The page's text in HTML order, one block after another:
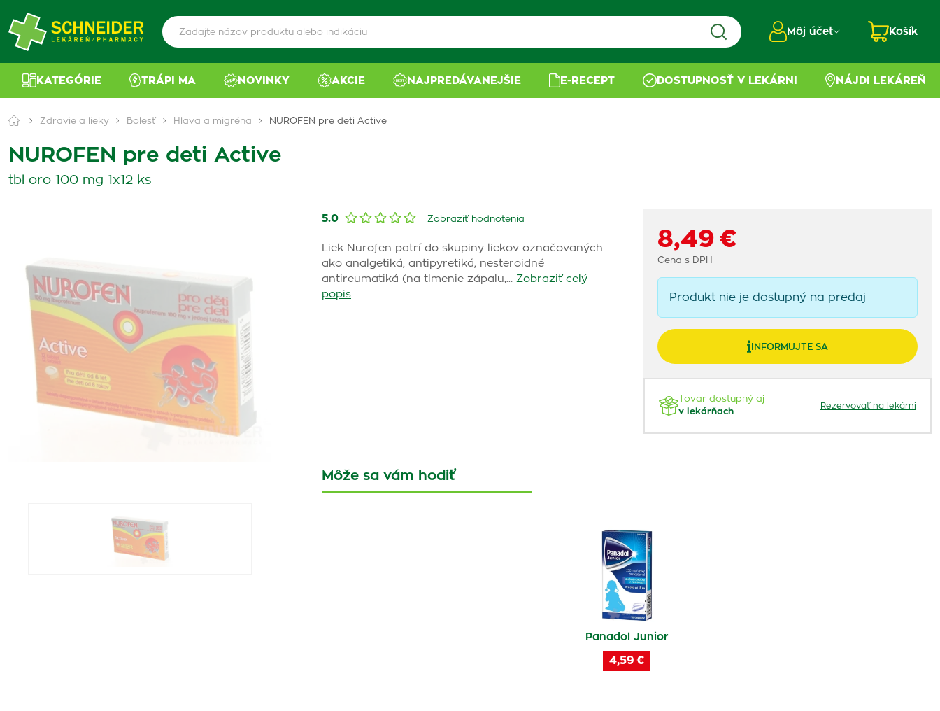
Môj účet Košík
KATEGÓRIE TRÁPI MA NOVINKY AKCIE NAJPREDÁVANEJŠIE E-RECEPT DOSTUPNOSŤ V LEKÁRNI NÁJDI LEKÁREŇ
Zdravie a lieky Bolesť Hlava a migréna NUROFEN pre deti Active
NUROFEN pre deti Active
tbl oro 100 mg 1x12 ks
5.0 Zobraziť hodnotenia
Liek Nurofen patrí do skupiny liekov označovaných
ako analgetiká, antipyretiká, nesteroidné
antireumatiká (na tlmenie zápalu,… Zobraziť celý
popis
8,49 €
Cena s DPH
Produkt nie je dostupný na predaj
INFORMUJTE SA
Tovar dostupný aj
v lekárňach
Rezervovať na lekárni
Môže sa vám hodiť
Panadol Junior
4,59 €